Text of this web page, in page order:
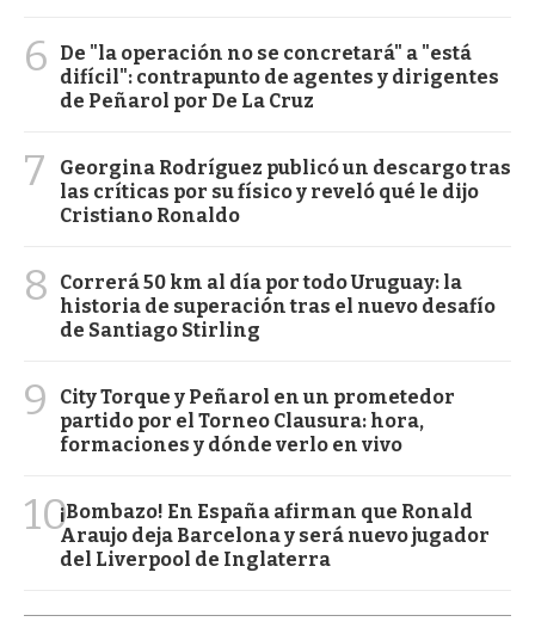
6
De "la operación no se concretará" a "está
difícil": contrapunto de agentes y dirigentes
de Peñarol por De La Cruz
7
Georgina Rodríguez publicó un descargo tras
las críticas por su físico y reveló qué le dijo
Cristiano Ronaldo
8
Correrá 50 km al día por todo Uruguay: la
historia de superación tras el nuevo desafío
de Santiago Stirling
9
City Torque y Peñarol en un prometedor
partido por el Torneo Clausura: hora,
formaciones y dónde verlo en vivo
10¡Bombazo! En España afirman que Ronald
Araujo deja Barcelona y será nuevo jugador
del Liverpool de Inglaterra